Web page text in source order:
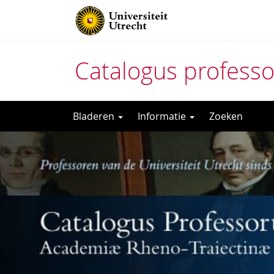
Catalogus
naar
het
inhoud
Bladeren Informatie Zoeken